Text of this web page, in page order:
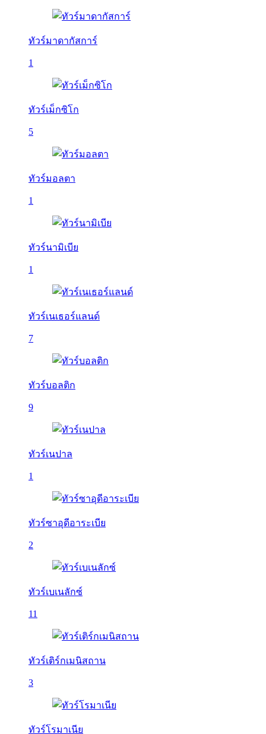
ทัวร์มาดากัสการ์
1
ทัวร์เม็กซิโก
5
ทัวร์มอลตา
1
ทัวร์นามิเบีย
1
ทัวร์เนเธอร์แลนด์
7
ทัวร์บอลติก
9
ทัวร์เนปาล
1
ทัวร์ซาอุดีอาระเบีย
2
ทัวร์เบเนลักซ์
11
ทัวร์เติร์กเมนิสถาน
3
ทัวร์โรมาเนีย